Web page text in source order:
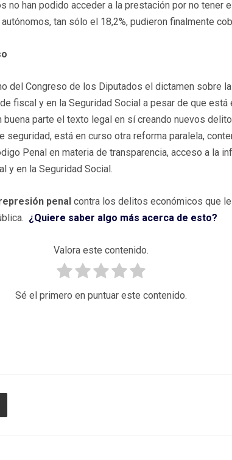
no han podido acceder a la prestación por no tener
tan sólo el 18,2%, pudieron finalmente
del Congreso de los Diputados el dictamen sobre
fiscal y en la Seguridad Social a pesar de que está
buena parte el texto legal en sí creando nuevos
seguridad, está en curso otra reforma paralela,
Penal en materia de transparencia, acceso a la
y en la Seguridad Social.
penal contra los delitos económicos que
¿Quiere saber algo más acerca de esto?
Valora este contenido.
Sé el primero en puntuar este contenido.